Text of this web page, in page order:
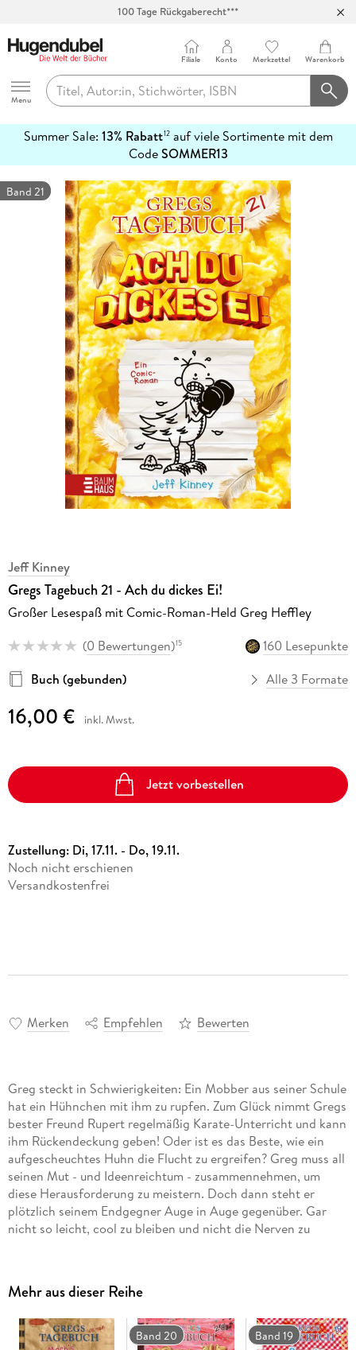
100 Tage Rückgaberecht***
Hugendubel
Menu
Filiale Konto Merkzettel Warenkorb
Summer Sale: 13% Rabatt12auf viele Sortimente mit dem
CodeSOMMER13
erfahren
Band 21
Jeff Kinney
Gregs Tagebuch 21 - Ach du dickes Ei!
Großer Lesespaß mit Comic-Roman-Held Greg Heffley
(0 Bewertungen)15
160 Lesepunkte
Buch (gebunden)
Alle 3 Formate
16,00 € inkl. Mwst.
Jetzt vorbestellen
Zustellung: Di, 17.11. - Do, 19.11.
Noch nicht erschienen
Versandkostenfrei
Merken Empfehlen Bewerten
Greg steckt in Schwierigkeiten: Ein Mobber aus seiner Schule
hat ein Hühnchen mit ihm zu rupfen. Zum Glück nimmt Gregs
bester Freund Rupert regelmäßig Karate-Unterricht und kann
ihm Rückendeckung geben! Oder ist es das Beste, wie ein
aufgescheuchtes Huhn die Flucht zu ergreifen? Greg muss all
seinen Mut - und Ideenreichtum - zusammennehmen, um
diese Herausforderung zu meistern. Doch dann steht er
plötzlich seinem Endgegner Auge in Auge gegenüber. Gar
nicht so leicht, cool zu bleiben und nicht die Nerven zu
Mehr aus dieser Reihe
Band 20 Band 19